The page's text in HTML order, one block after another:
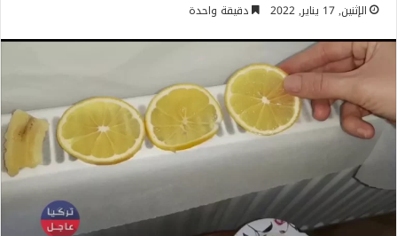
الإثنين, 17 يناير, 2022 دقيقة واحدة